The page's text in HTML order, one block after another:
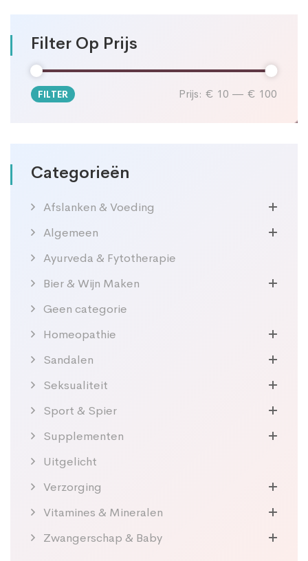
Filter Op Prijs
Min.
Max.
FILTER Prijs: € 10 — € 100
Categorieën
Afslanken & Voeding
Algemeen
Ayurveda & Fytotherapie
Bier & Wijn Maken
Geen categorie
Homeopathie
Sandalen
Seksualiteit
Sport & Spier
Supplementen
Uitgelicht
Verzorging
Vitamines & Mineralen
Zwangerschap & Baby